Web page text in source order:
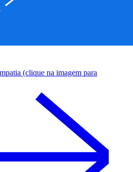
(clique na imagem para